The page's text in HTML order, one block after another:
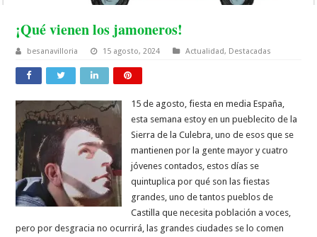
¡Qué vienen los jamoneros!
besanavilloria 15 agosto, 2024 Actualidad, Destacadas
15 de agosto, fiesta en media España,
esta semana estoy en un pueblecito de la
Sierra de la Culebra, uno de esos que se
mantienen por la gente mayor y cuatro
jóvenes contados, estos días se
quintuplica por qué son las fiestas
grandes, uno de tantos pueblos de
Castilla que necesita población a voces,
pero por desgracia no ocurrirá, las grandes ciudades se lo comen